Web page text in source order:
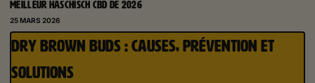
MEILLEUR HASCHISCH CBD DE 2026
25 MARS 2026
DRY BROWN BUDS : CAUSES, PRÉVENTION ET
SOLUTIONS